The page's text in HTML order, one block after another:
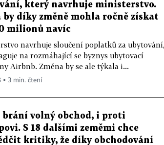
který navrhuje ministerstvo.
by díky změně mohla ročně získat
milionů navíc
navrhuje sloučení poplatků za ubytování,
na rozmáhající se byznys ubytovací
Airbnb. Změna by se ale týkala i...
▪ 3 min. čtení
brání volný obchod, i proti
S 18 dalšími zeměmi chce
kritiky, že díky obchodování